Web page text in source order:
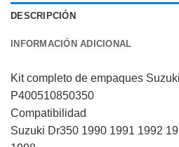
DESCRIPCIÓN
INFORMACIÓN ADICIONAL
Kit completo de empaques
P400510850350
Compatibilidad
Suzuki Dr350 1990 1991 1992